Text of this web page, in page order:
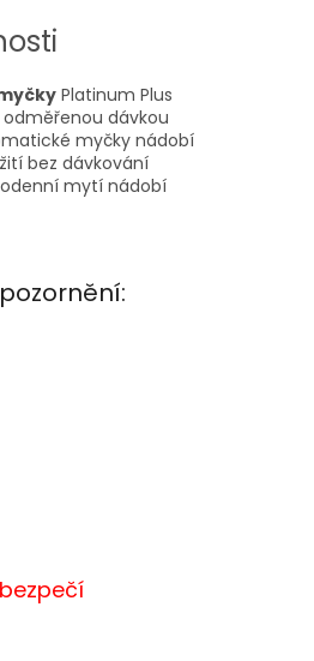
Platinum Plus
dávkou
myčky nádobí
bez dávkování
mytí nádobí